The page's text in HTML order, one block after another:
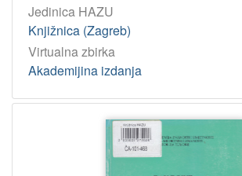
Jedinica HAZU
Knjižnica (Zagreb)
Virtualna zbirka
Akademijina izdanja